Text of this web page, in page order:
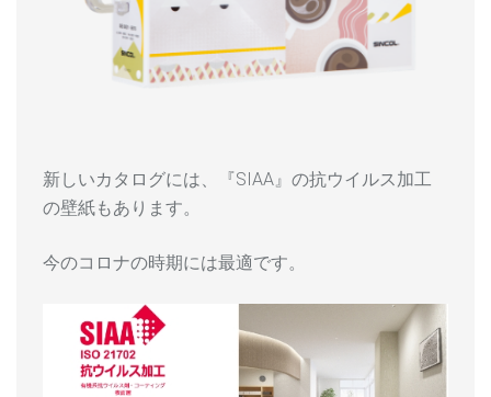
新しいカタログには、『SIAA』の抗ウイルス加工
の壁紙もあります。
今のコロナの時期には最適です。